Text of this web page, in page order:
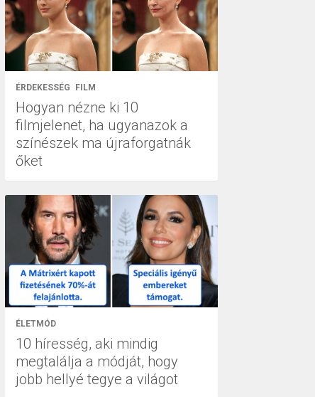
ÉRDEKESSÉG FILM
Hogyan nézne ki 10
filmjelenet, ha ugyanazok a
színészek ma újraforgatnák
őket
ÉLETMÓD
10 híresség, aki mindig
megtalálja a módját, hogy
jobb hellyé tegye a világot